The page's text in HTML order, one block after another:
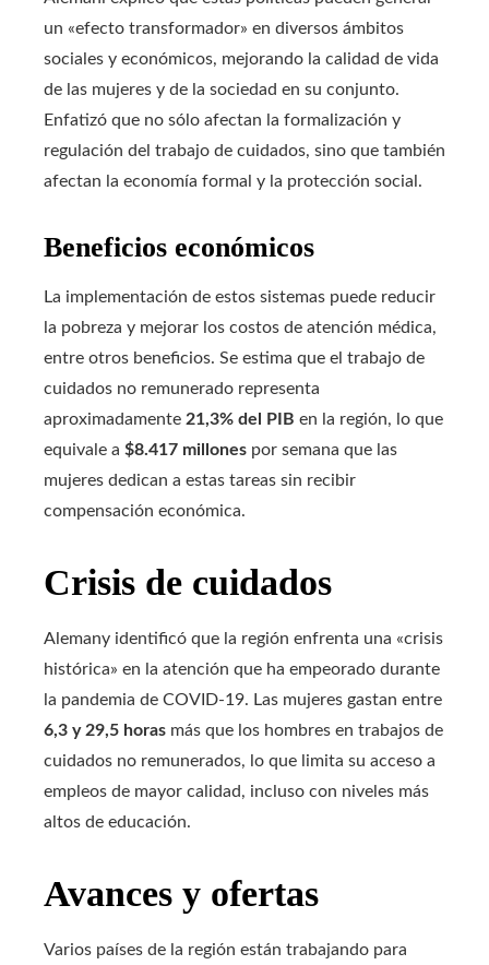
un «efecto transformador» en diversos ámbitos
sociales y económicos, mejorando la calidad de vida
de las mujeres y de la sociedad en su conjunto.
Enfatizó que no sólo afectan la formalización y
regulación del trabajo de cuidados, sino que también
afectan la economía formal y la protección social.
Beneficios económicos
La implementación de estos sistemas puede reducir
la pobreza y mejorar los costos de atención médica,
entre otros beneficios. Se estima que el trabajo de
cuidados no remunerado representa
aproximadamente 21,3% del PIB en la región, lo que
equivale a $8.417 millones por semana que las
mujeres dedican a estas tareas sin recibir
compensación económica.
Crisis de cuidados
Alemany identificó que la región enfrenta una «crisis
histórica» ​​en la atención que ha empeorado durante
la pandemia de COVID-19. Las mujeres gastan entre
6,3 y 29,5 horas más que los hombres en trabajos de
cuidados no remunerados, lo que limita su acceso a
empleos de mayor calidad, incluso con niveles más
altos de educación.
Avances y ofertas
Varios países de la región están trabajando para